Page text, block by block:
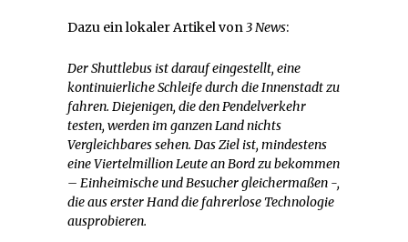
Dazu ein lokaler Artikel von3 News:
Der Shuttlebus ist darauf eingestellt, eine
kontinuierliche Schleife durch die Innenstadt zu
fahren. Diejenigen, die den Pendelverkehr
testen, werden im ganzen Land nichts
Vergleichbares sehen. Das Ziel ist, mindestens
eine Viertelmillion Leute an Bord zu bekommen
– Einheimische und Besucher gleichermaßen -,
die aus erster Hand die fahrerlose Technologie
ausprobieren.